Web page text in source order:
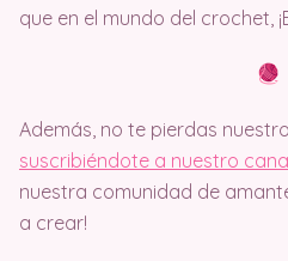
que en el mundo del crochet,
Además, no te pierdas
suscribiéndote a nuestro
nuestra comunidad de
a crear!